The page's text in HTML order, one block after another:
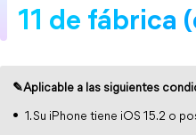
11 de fábrica
✎Aplicable a las siguientes
1. Su iPhone tiene iOS 15.2 o